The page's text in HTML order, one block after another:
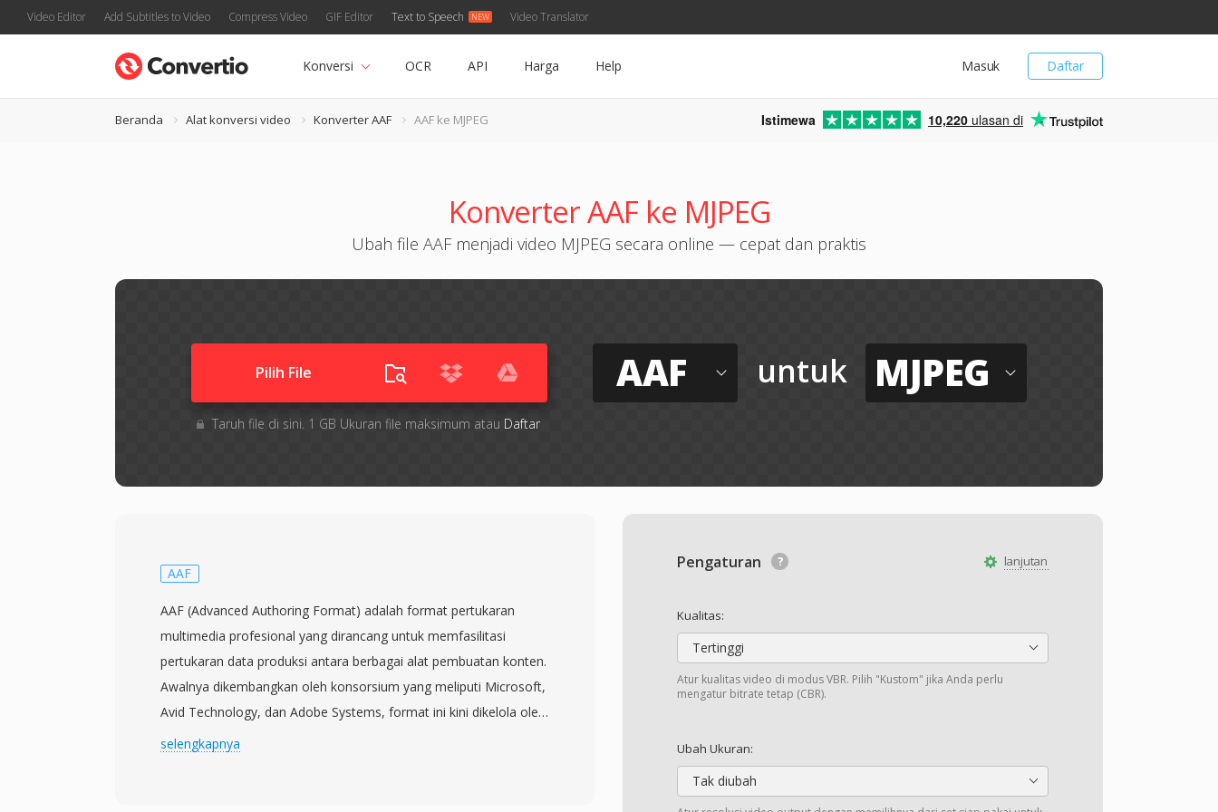
Video Editor Add Subtitles to Video Compress Video GIF Editor Text to Speech Video Translator
Daftar
Masuk
Konversi OCR API Harga Help
Beranda Alat konversi video Konverter AAF AAF ke MJPEG Istimewa 10,220 ulasan di
Konverter AAF ke MJPEG
Ubah file AAF menjadi video MJPEG secara online — cepat dan praktis
Pilih File
Taruh file di sini. 1 GB Ukuran file maksimum atau Daftar
AAF untuk MJPEG
lanjutan
Pengaturan
Kualitas:
Tertinggi
Atur kualitas video di modus VBR. Pilih "Kustom" jika Anda perlu
mengatur bitrate tetap (CBR).
Ubah Ukuran:
Tak diubah
AAF
AAF (Advanced Authoring Format) adalah format pertukaran
multimedia profesional yang dirancang untuk memfasilitasi
pertukaran data produksi antara berbagai alat pembuatan konten.
Awalnya dikembangkan oleh konsorsium yang meliputi Microsoft,
Avid Technology, dan Adobe Systems, format ini kini dikelola oleh
Advanced Media Workflow Association (AMWA). Pertama kali
selengkapnya